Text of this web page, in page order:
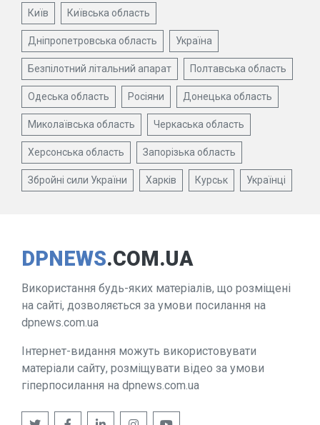
Київ Київська область
Дніпропетровська область Україна
Безпілотний літальний апарат Полтавська область
Одеська область Росіяни Донецька область
Миколаївська область Черкаська область
Херсонська область Запорізька область
Збройні сили України Харків Курськ Українці
DPNEWS.COM.UA
Використання будь-яких матеріалів, що розміщені
на сайті, дозволяється за умови посилання на
dpnews.com.ua
Інтернет-видання можуть використовувати
матеріали сайту, розміщувати відео за умови
гіперпосилання на dpnews.com.ua